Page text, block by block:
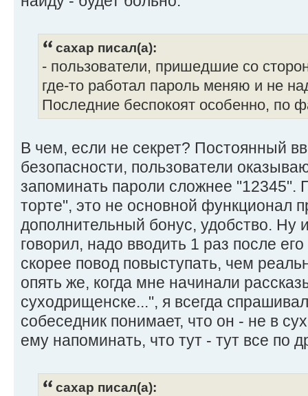
caxap писал(а):
- пользователи, пришедшие со
где-то работал пароль меняю и не
Последние беспокоят особенно, по
В чем, если не секрет? Постоянный
безопасности, пользователи
запоминать пароли сложнее "12345".
торте", это не основной функционал
дополнительный бонус, удобство. Ну
говорил, надо вводить 1 раз после
скорее повод повыступать, чем
опять же, когда мне начинали
суходрищенске...", я всегда
собеседник понимает, что он - не в
ему напоминать, что тут - тут все по
caxap писал(а):